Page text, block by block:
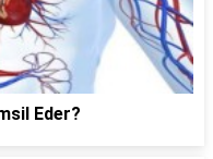
Eder?